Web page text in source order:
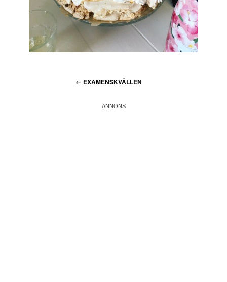
← EXAMENSKVÄLLEN